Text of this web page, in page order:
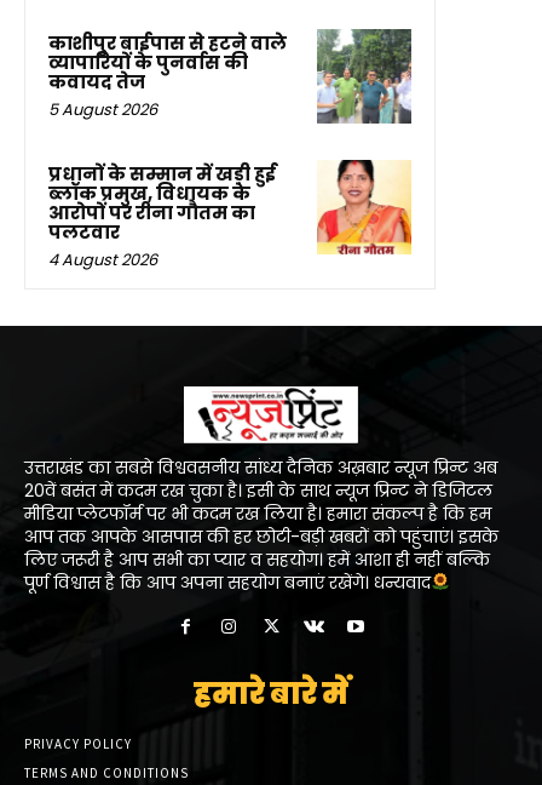
काशीपुर बाईपास से हटने वाले
व्यापारियों के पुनर्वास की
कवायद तेज
5 August 2026
प्रधानों के सम्मान में खड़ी हुई
ब्लॉक प्रमुख, विधायक के
आरोपों पर रीना गौतम का
पलटवार
4 August 2026
उत्तराखंड का सबसे विश्ववसनीय सांध्य दैनिक अख़बार न्यूज प्रिन्ट अब
20वें बसंत में कदम रख चुका है। इसी के साथ न्यूज प्रिन्ट ने डिजिटल
मीडिया प्लेटफॉर्म पर भी कदम रख लिया है। हमारा संकल्प है कि हम
आप तक आपके आसपास की हर छोटी-बड़ी खबरों को पहुंचाएं। इसके
लिए जरूरी है आप सभी का प्यार व सहयोग। हमें आशा ही नहीं बल्कि
पूर्ण विश्वास है कि आप अपना सहयोग बनाएं रखेंगे। धन्यवाद
हमारे बारे में
PRIVACY POLICY
TERMS AND CONDITIONS